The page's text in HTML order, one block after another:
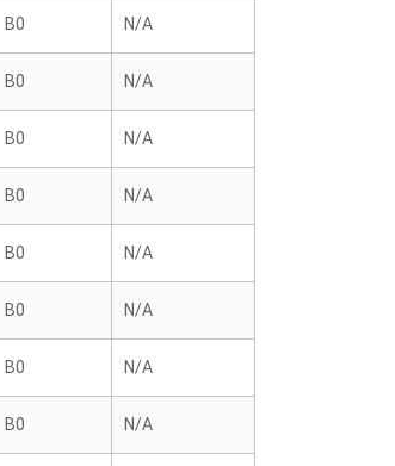
B0 N/A
B0 N/A
B0 N/A
B0 N/A
B0 N/A
B0 N/A
B0 N/A
B0 N/A